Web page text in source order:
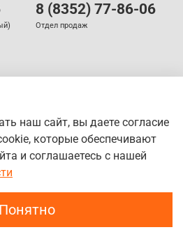
8 (8352) 77-86-06
Отдел продаж
наш сайт, вы даете согласие
которые обеспечивают
и соглашаетесь с нашей
Понятно